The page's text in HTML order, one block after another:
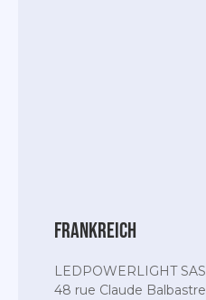
Frankreich
LEDPOWERLIGHT SAS
48 rue Claude Balbastre